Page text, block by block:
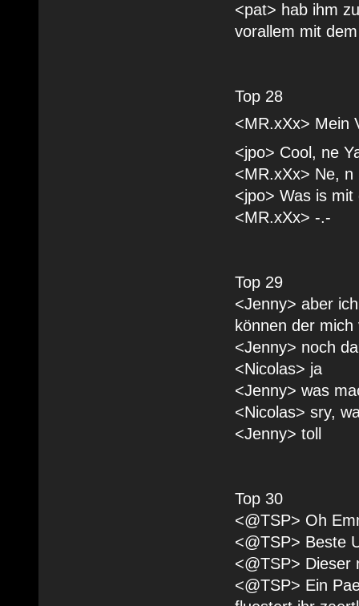
<pat> hab ihm
vorallem mit
Top 28
<MR.xXx> Mein
<jpo> Cool, ne
<MR.xXx> Ne,
<jpo> Was is
<MR.xXx> -.-
Top 29
<Jenny> aber
können der
<Jenny> noch
<Nicolas> ja
<Jenny> was
<Nicolas> sry,
<Jenny> toll
Top 30
<@TSP> Oh
<@TSP> Beste
<@TSP> Dieser
<@TSP> Ein